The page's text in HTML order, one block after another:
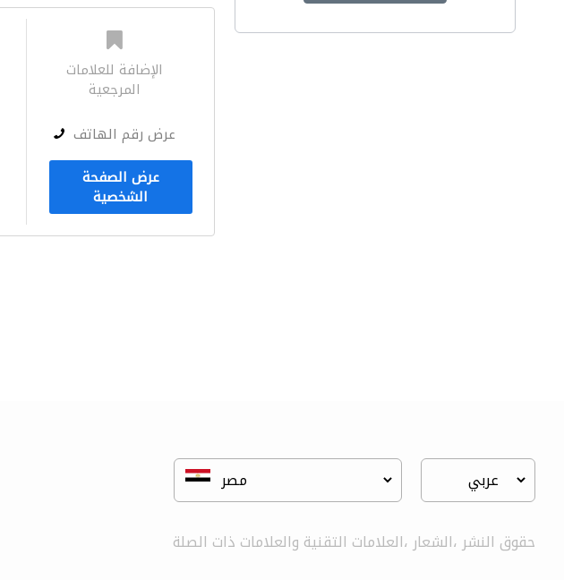
الإضافة للعلامات
المرجعية
عرض رقم الهاتف
عرض الصفحة
الشخصية
حقوق النشر ،الشعار ،العلامات التقنية والعلامات ذات الصلة